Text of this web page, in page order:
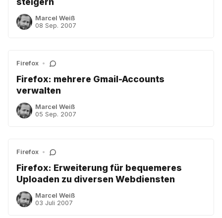
Marcel Weiß
08 Sep. 2007
Firefox •
Firefox: mehrere Gmail-Accounts
verwalten
Marcel Weiß
05 Sep. 2007
Firefox •
Firefox: Erweiterung für bequemeres
Uploaden zu diversen Webdiensten
Marcel Weiß
03 Juli 2007